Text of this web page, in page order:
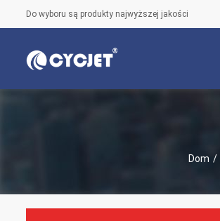
Do wyboru są produkty najwyższej jakości
Dom /